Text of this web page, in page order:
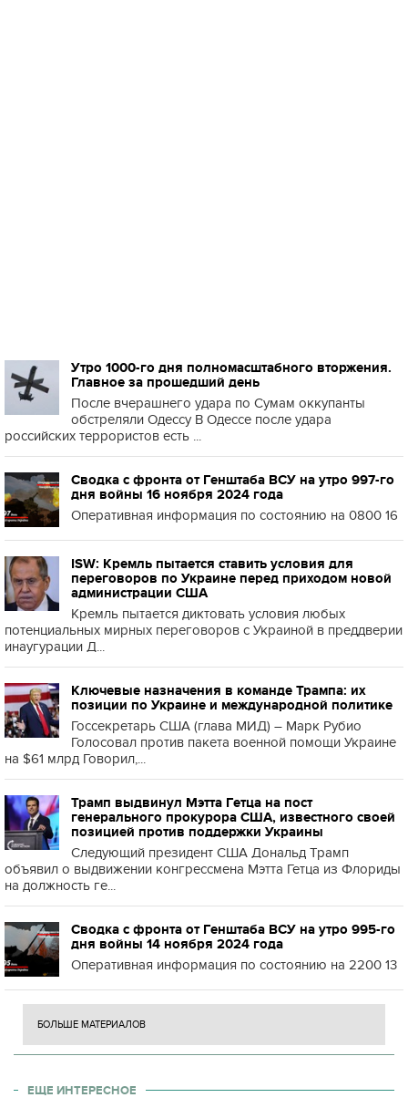
Утро 1000-го дня полномасштабного вторжения.
Главное за прошедший день
После вчерашнего удара по Сумам оккупанты
обстреляли Одессу В Одессе после удара
российских террористов есть ...
Сводка с фронта от Генштаба ВСУ на утро 997-го
дня войны 16 ноября 2024 года
Оперативная информация по состоянию на 0800 16
ISW: Кремль пытается ставить условия для
переговоров по Украине перед приходом новой
администрации США
Кремль пытается диктовать условия любых
потенциальных мирных переговоров с Украиной в преддверии
инаугурации Д...
Ключевые назначения в команде Трампа: их
позиции по Украине и международной политике
Госсекретарь США (глава МИД) – Марк Рубио
Голосовал против пакета военной помощи Украине
на $61 млрд Говорил,...
Трамп выдвинул Мэтта Гетца на пост
генерального прокурора США, известного своей
позицией против поддержки Украины
Следующий президент США Дональд Трамп
объявил о выдвижении конгрессмена Мэтта Гетца из Флориды
на должность ге...
Сводка с фронта от Генштаба ВСУ на утро 995-го
дня войны 14 ноября 2024 года
Оперативная информация по состоянию на 2200 13
БОЛЬШЕ МАТЕРИАЛОВ
ЕЩЕ ИНТЕРЕСНОЕ